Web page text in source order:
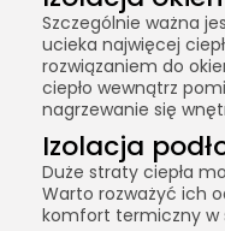
Szczególnie ważna
ucieka najwięcej
rozwiązaniem do
ciepło wewnątrz
nagrzewanie się
Izolacja
Duże straty ciepła
Warto rozważyć ich
komfort termiczny w